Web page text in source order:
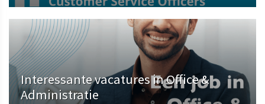
Interessante vacatures in Office &
Administratie